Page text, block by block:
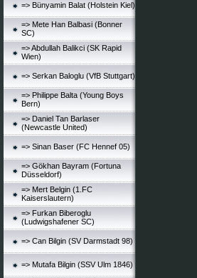
=> Bünyamin Balat (Holstein Kiel)
=> Mete Han Balbasi (Bonner
SC)
=> Abdullah Balikci (SK Rapid
Wien)
=> Serkan Baloglu (VfB Stuttgart)
=> Philippe Balta (Young Boys
Bern)
=> Daniel Tan Barlaser
(Newcastle United)
=> Sinan Baser (FC Hennef 05)
=> Gökhan Bayram (Fortuna
Düsseldorf)
=> Mert Belgin (1.FC
Kaiserslautern)
=> Furkan Biberoglu
(Ludwigshafener SC)
=> Can Bilgin (SV Darmstadt 98)
=> Mutafa Bilgin (SSV Ulm 1846)